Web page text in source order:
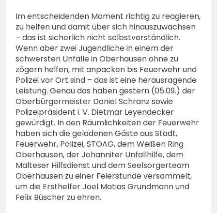
Im entscheidenden Moment richtig zu reagieren,
zu helfen und damit über sich hinauszuwachsen
– das ist sicherlich nicht selbstverständlich.
Wenn aber zwei Jugendliche in einem der
schwersten Unfälle in Oberhausen ohne zu
zögern helfen, mit anpacken bis Feuerwehr und
Polizei vor Ort sind – das ist eine herausragende
Leistung. Genau das haben gestern (05.09.) der
Oberbürgermeister Daniel Schranz sowie
Polizeipräsident i. V. Dietmar Leyendecker
gewürdigt. In den Räumlichkeiten der Feuerwehr
haben sich die geladenen Gäste aus Stadt,
Feuerwehr, Polizei, STOAG, dem Weißen Ring
Oberhausen, der Johanniter Unfallhilfe, dem
Malteser Hilfsdienst und dem Seelsorgerteam
Oberhausen zu einer Feierstunde versammelt,
um die Ersthelfer Joel Matias Grundmann und
Felix Büscher zu ehren.